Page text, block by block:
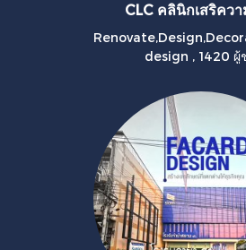
CLC คลินิกเสริคว
design , 1420 ผู้